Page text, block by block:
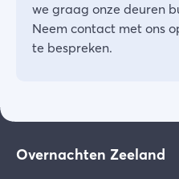
we graag onze deuren
Neem contact met ons
te bespreken.
Overnachten Zeeland